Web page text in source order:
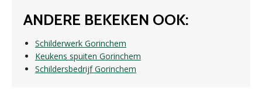
ANDERE BEKEKEN OOK:
Schilderwerk Gorinchem
Keukens spuiten Gorinchem
Schildersbedrijf Gorinchem